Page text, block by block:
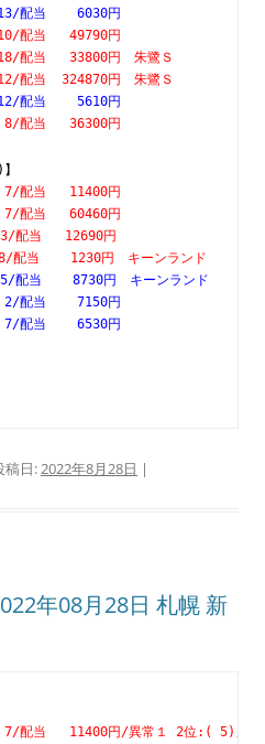
11-13/配当    6030円
13-10/配当   49790円
18/配当   33800円　朱鷺Ｓ
配当  324870円　朱鷺Ｓ
10-12/配当    5610円
6- 8/配当   36300円
5- 7/配当   11400円
5- 7/配当   60460円
1- 3/配当   12690円
配当    1230円　キーンランド
配当    8730円　キーンランド
8- 2/配当    7150円
2- 7/配当    6530円
稿日: 2022年8月28日 |
年08月28日 札幌 新
7/配当   11400円/異常１ 2